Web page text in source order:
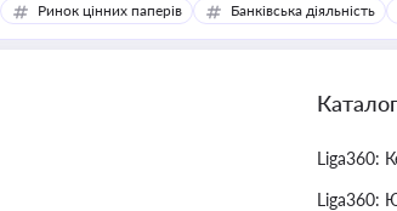
Ринок цінних паперів Банківська діяльність
Liga360:
Liga360: